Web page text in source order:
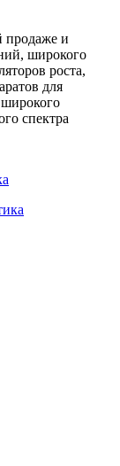
продаже и
широкого
роста,
для
спектра